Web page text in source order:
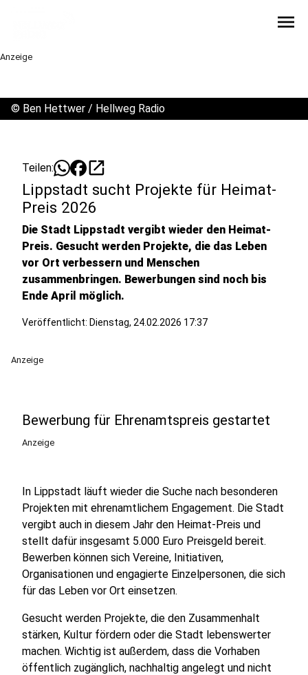
menu
Anzeige
© Ben Hettwer / Hellweg Radio
Teilen: open_in_new
Lippstadt sucht Projekte für Heimat-
Preis 2026
Die Stadt Lippstadt vergibt wieder den Heimat-
Preis. Gesucht werden Projekte, die das Leben
vor Ort verbessern und Menschen
zusammenbringen. Bewerbungen sind noch bis
Ende April möglich.
Veröffentlicht: Dienstag, 24.02.2026 17:37
Anzeige
Bewerbung für Ehrenamtspreis gestartet
Anzeige
In Lippstadt läuft wieder die Suche nach besonderen
Projekten mit ehrenamtlichem Engagement. Die Stadt
vergibt auch in diesem Jahr den Heimat-Preis und
stellt dafür insgesamt 5.000 Euro Preisgeld bereit.
Bewerben können sich Vereine, Initiativen,
Organisationen und engagierte Einzelpersonen, die sich
für das Leben vor Ort einsetzen.
Gesucht werden Projekte, die den Zusammenhalt
stärken, Kultur fördern oder die Stadt lebenswerter
machen. Wichtig ist außerdem, dass die Vorhaben
öffentlich zugänglich, nachhaltig angelegt und nicht